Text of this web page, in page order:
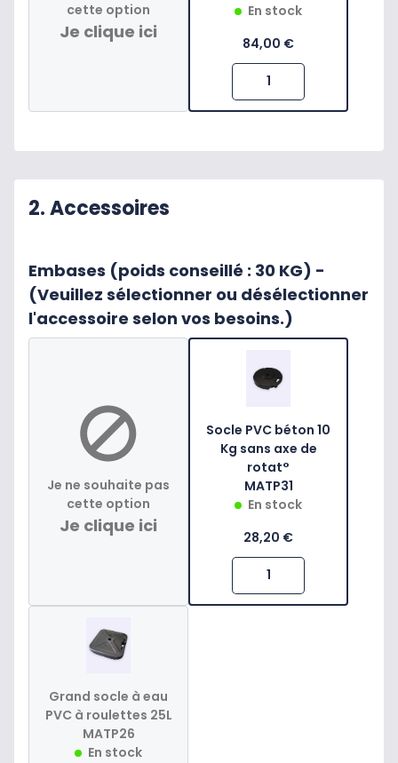
cette option
Je clique ici
En stock
84,00 €
2. Accessoires
Embases (poids conseillé : 30 KG) -
(Veuillez sélectionner ou désélectionner
l'accessoire selon vos besoins.)
Je ne souhaite pas
cette option
Je clique ici
Socle PVC béton 10
Kg sans axe de
rotat°
MATP31
En stock
28,20 €
Grand socle à eau
PVC à roulettes 25L
MATP26
En stock